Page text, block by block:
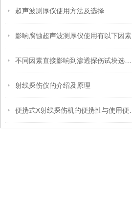
超声波测厚仪使用方法及选择
影响腐蚀超声波测厚仪使用有以下因素
射线探伤仪的介绍及原理